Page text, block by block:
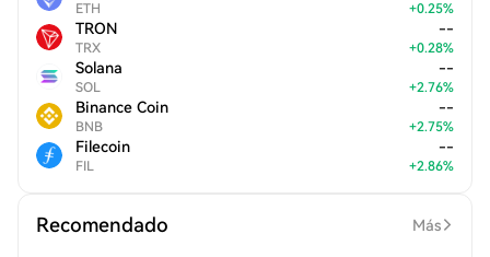
ETH +0.25%
TRON
TRX
--
+0.28%
Solana
SOL
--
+2.76%
Binance Coin
BNB
--
+2.75%
Filecoin
FIL
--
+2.86%
Recomendado Más